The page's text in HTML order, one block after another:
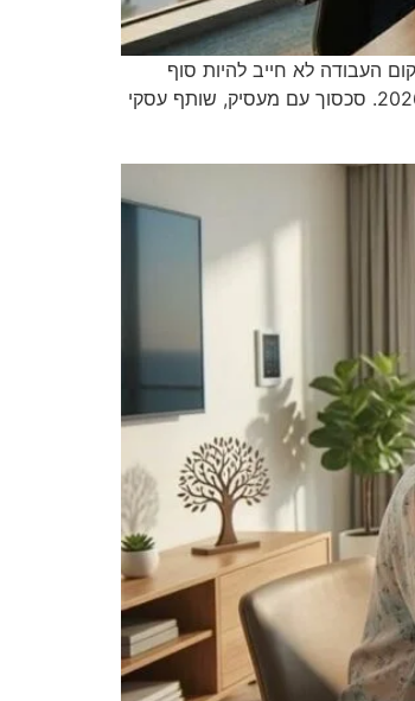
סכסוך במקום העבודה לא חייב להיות סוף
הקריירה. גלו למה גישור הוא הכלי האסטרטגי החשוב ביותר לשמירה על המוניטין המקצועי, על הזכויות ועל העתיד התעסוקתי שלכם ב-2026. סכסוך עם מעסיק, שותף עסקי